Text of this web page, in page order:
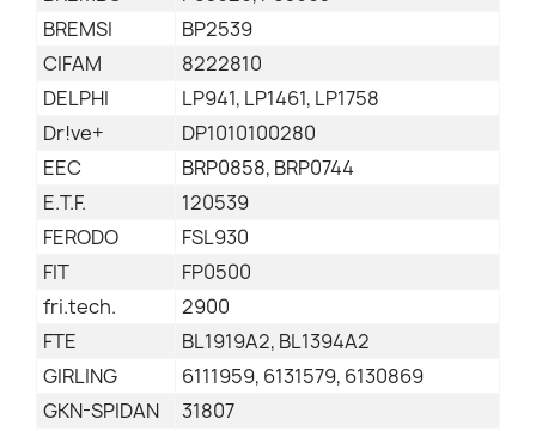
BREMSI
BP2539
CIFAM
8222810
DELPHI
LP941, LP1461, LP1758
Dr!ve+
DP1010100280
EEC
BRP0858, BRP0744
E.T.F.
120539
FERODO
FSL930
FIT
FP0500
fri.tech.
2900
FTE
BL1919A2, BL1394A2
GIRLING
6111959, 6131579, 6130869
GKN-SPIDAN
31807